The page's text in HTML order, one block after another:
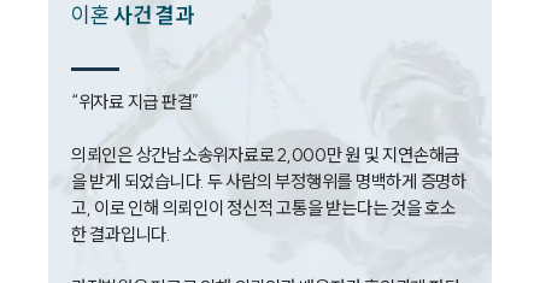
대륜법률상담예약
이혼사건 결과
“위자료 지급 판결”
의뢰인은 상간남소송위자료로 2,000만 원 및 지연손해금
을 받게 되었습니다. 두 사람의 부정행위를 명백하게 증명하
고, 이로 인해 의뢰인이 정신적 고통을 받는다는 것을 호소
한 결과입니다.